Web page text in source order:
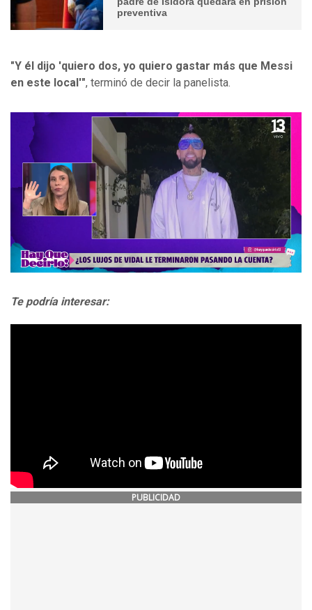
preventiva
"Y él dijo 'quiero dos, yo quiero gastar más que Messi
en este local'", terminó de decir la panelista.
Te podría interesar:
PUBLICIDAD